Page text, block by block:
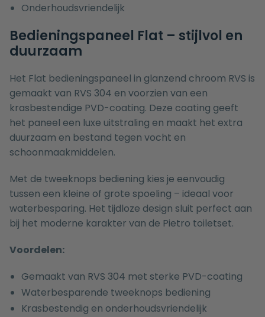
Onderhoudsvriendelijk
Bedieningspaneel Flat – stijlvol en
duurzaam
Het Flat bedieningspaneel in glanzend chroom RVS is
gemaakt van RVS 304 en voorzien van een
krasbestendige PVD-coating. Deze coating geeft
het paneel een luxe uitstraling en maakt het extra
duurzaam en bestand tegen vocht en
schoonmaakmiddelen.
Met de tweeknops bediening kies je eenvoudig
tussen een kleine of grote spoeling – ideaal voor
waterbesparing. Het tijdloze design sluit perfect aan
bij het moderne karakter van de Pietro toiletset.
Voordelen:
Gemaakt van RVS 304 met sterke PVD-coating
Waterbesparende tweeknops bediening
Krasbestendig en onderhoudsvriendelijk